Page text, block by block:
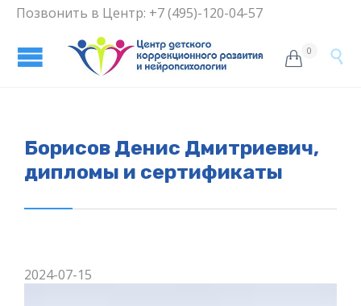
Позвонить в Центр: +7 (495)-120-04-57
 0 
Борисов Денис Дмитриевич,
дипломы и сертификаты
2024-07-15